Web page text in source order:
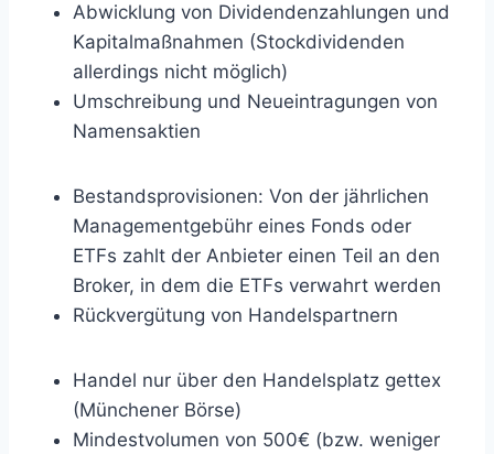
Abwicklung von Dividendenzahlungen und
Kapitalmaßnahmen (Stockdividenden
allerdings nicht möglich)
Umschreibung und Neueintragungen von
Namensaktien
Bestandsprovisionen: Von der jährlichen
Managementgebühr eines Fonds oder
ETFs zahlt der Anbieter einen Teil an den
Broker, in dem die ETFs verwahrt werden
Rückvergütung von Handelspartnern
Handel nur über den Handelsplatz gettex
(Münchener Börse)
Mindestvolumen von 500€ (bzw. weniger